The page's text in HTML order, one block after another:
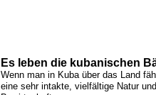
Es leben die kubanischen
Wenn man in Kuba über das Land
eine sehr intakte, vielfältige Natur